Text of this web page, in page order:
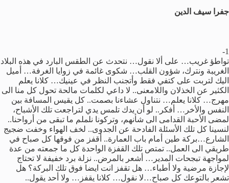
جفرا سيف الدين
1-
تواطؤ غريب… على ألا نقول… نتحدث عن الطقس البارد في هذه البلاد
الغريبة ونترك، شؤون القلب… شكوى غائمة في زوايا الغرفة… أميل
اليك لتربت على كتفي فقط وأتجنب النظر في عينيك… كلانا يعلم
الكثير عن الخذلان واللامعنى.. لا داعي لكلمات مالحة تحول كل منا الى
مهرج… كلانا يعلم… نتناول عشاءنا بصمت.. كل يقيس المسافة بين
النفس والأخر… أفكر.. لو أن يدك تلمس يدي لتراجعت تلك الأشباح،
لمضى الأحبة القدامى الى شأنهم، وتركونا نلملم ما تبقى من أرواحنا..
لنسينا كل تلك الأسئلة الفادحة عن الجدوى.. لخف الهواء وخفت ضجيج
الشارع…بركة طين أمام باب العمارة.. أقفز من فوقها كل صباح في
طريقي الى العمل.. تمتص تلك القفزة الواحدة كل ما جمعته من عدة
لمواجهة تبجحات المدير… أشعر بالمرض.. نزلة برد خفيفة لا تحتاج
لإجازة مرضية ولا أطباء… هل تقفز انت ايضا فوق تلك البركة؟ هل
تشعر بالتوعك كل صباح…لا نقول… كلانا يقفز… ولا أحد يقول..